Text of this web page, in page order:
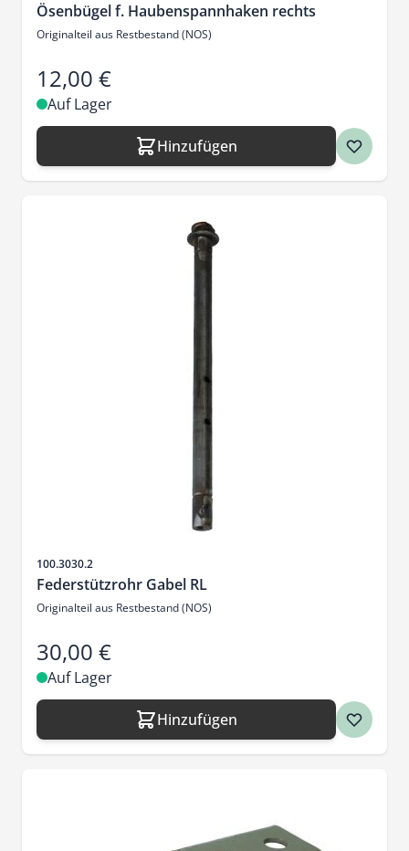
Ösenbügel f. Haubenspannhaken rechts
Originalteil aus Restbestand (NOS)
12,00 €
Auf Lager
Hinzufügen
Artikelnr.
100.3030.2
Federstützrohr Gabel RL
Originalteil aus Restbestand (NOS)
30,00 €
Auf Lager
Hinzufügen